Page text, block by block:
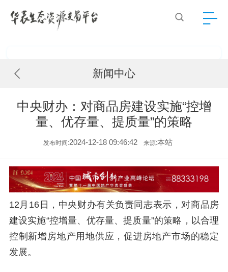
新闻中心
中央财办：对商品房建设实施“控增
量、优存量、提质量”的策略
发布时间:2024-12-18 09:46:42 来源:本站
12月16日，中央财办有关负责同志表示，对商品房
建设实施“控增量、优存量、提质量”的策略，以合理
控制新增房地产用地供应，促进房地产市场的稳定
发展。